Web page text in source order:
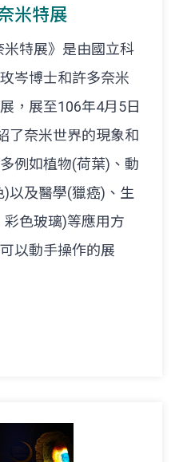
米特展
米特展》是由國立科
岑博士和許多奈米
，展至106年4月5日
了奈米世界的現象和
例如植物(荷葉)、動
以及醫學(獵癌)、生
色玻璃)等應用方
以動手操作的展